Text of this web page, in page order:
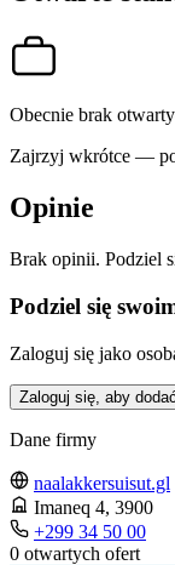
Obecnie brak
Zajrzyj wkrótce —
Opinie
Brak opinii. Podziel
Podziel się
Zaloguj się jako
Zaloguj się, aby
Dane firmy
naalakkersuisut.gl
Imaneq 4, 3900
+299 34 50 00
0 otwartych ofert